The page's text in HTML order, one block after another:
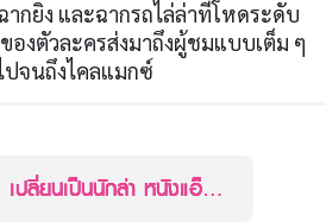
กยิง และฉากรถไล่ล่าที่โหดระดับ
งตัวละครส่งมาถึงผู้ชมแบบเต็ม ๆ
จนถึงไคลแมกซ์
ปลี่ยนเป็นนักล่า หนังแอ็